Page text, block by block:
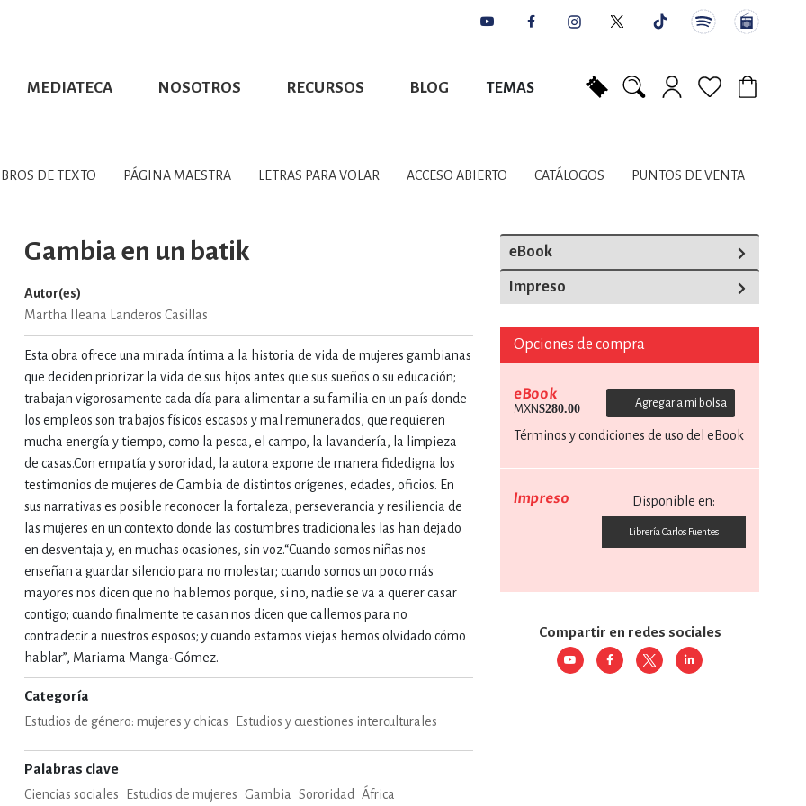
MEDIATECA NOSOTROS RECURSOS BLOG TEMAS
LITERATURA Y ESTUDIOS LITERARIOS
GEOGRAFÍA, MEDIOAMBIENTE, PLANIFICACIÓN
COMPUTACIÓN E INFORMÁTICA
Y MATERIAS INTERDISCIPLINARES
DE OCIO AL AIRE LIBRE DERECHO
FINANZAS, EMPRESA Y GESTIÓN
AFICIONES Y OCIO FICCIÓN Y TEMAS AFINES
RELIGIÓN HISTORIA Y ARQUEOLOGÍA
Y DIDÁCTICOS LENGUAJE Y LINGÜÍSTICA
DE TEXTO PÁGINA MAESTRA LETRAS PARA VOLAR ACCESO ABIERTO CATÁLOGOS PUNTOS DE VENTA
Gambia en un batik
Autor(es)
Martha Ileana Landeros Casillas
Esta obra ofrece una mirada íntima a la historia de vida de mujeres gambianas
que deciden priorizar la vida de sus hijos antes que sus sueños o su educación;
trabajan vigorosamente cada día para alimentar a su familia en un país donde
los empleos son trabajos físicos escasos y mal remunerados, que requieren
mucha energía y tiempo, como la pesca, el campo, la lavandería, la limpieza
de casas.Con empatía y sororidad, la autora expone de manera fidedigna los
testimonios de mujeres de Gambia de distintos orígenes, edades, oficios. En
sus narrativas es posible reconocer la fortaleza, perseverancia y resiliencia de
las mujeres en un contexto donde las costumbres tradicionales las han dejado
en desventaja y, en muchas ocasiones, sin voz.“Cuando somos niñas nos
enseñan a guardar silencio para no molestar; cuando somos un poco más
mayores nos dicen que no hablemos porque, si no, nadie se va a querer casar
contigo; cuando finalmente te casan nos dicen que callemos para no
contradecir a nuestros esposos; y cuando estamos viejas hemos olvidado cómo
hablar”, Mariama Manga-Gómez.
Categoría
Estudios de género: mujeres y chicas Estudios y cuestiones interculturales
Palabras clave
Ciencias sociales Estudios de mujeres Gambia Sororidad África
eBook
Impreso
Opciones de compra
eBook
MXN$280.00 Agregar a mi bolsa
Términos y condiciones de uso del eBook
Impreso Disponible en:
Librería Carlos Fuentes
Compartir en redes sociales